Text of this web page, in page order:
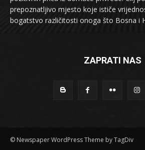
prepoznatljivo mjesto koje ističe
bogatstvo različitosti onoga što Bosna i
ZAPRATI NAS
© Newspaper WordPress Theme by TagDiv